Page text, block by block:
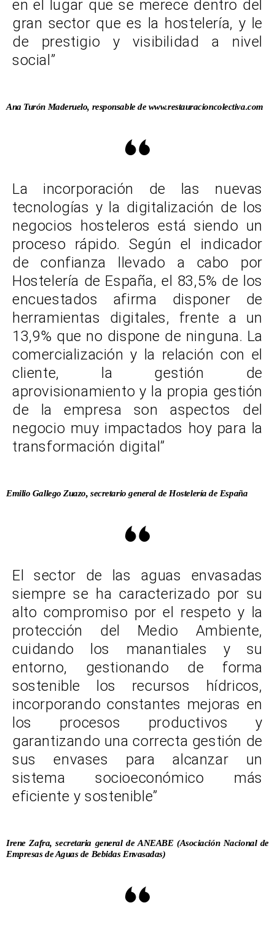
en el lugar que se merece dentro del
gran sector que es la hostelería, y le
de prestigio y visibilidad a nivel
social”
Ana Turón Maderuelo, responsable de www.restauracioncolectiva.com
La incorporación de las nuevas
tecnologías y la digitalización de los
negocios hosteleros está siendo un
proceso rápido. Según el indicador
de confianza llevado a cabo por
Hostelería de España, el 83,5% de los
encuestados afirma disponer de
herramientas digitales, frente a un
13,9% que no dispone de ninguna. La
comercialización y la relación con el
cliente, la gestión de
aprovisionamiento y la propia gestión
de la empresa son aspectos del
negocio muy impactados hoy para la
transformación digital”
Emilio Gallego Zuazo, secretario general de Hostelería de España
El sector de las aguas envasadas
siempre se ha caracterizado por su
alto compromiso por el respeto y la
protección del Medio Ambiente,
cuidando los manantiales y su
entorno, gestionando de forma
sostenible los recursos hídricos,
incorporando constantes mejoras en
los procesos productivos y
garantizando una correcta gestión de
sus envases para alcanzar un
sistema socioeconómico más
eficiente y sostenible”
Irene Zafra, secretaria general de ANEABE (Asociación Nacional de
Empresas de Aguas de Bebidas Envasadas)